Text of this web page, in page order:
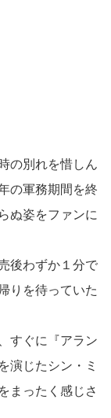
の別れを惜しん
の軍務期間を終
ぬ姿をファンに
後わずか１分で
りを待っていた
すぐに『アラン
演じたシン・ミ
まったく感じさ